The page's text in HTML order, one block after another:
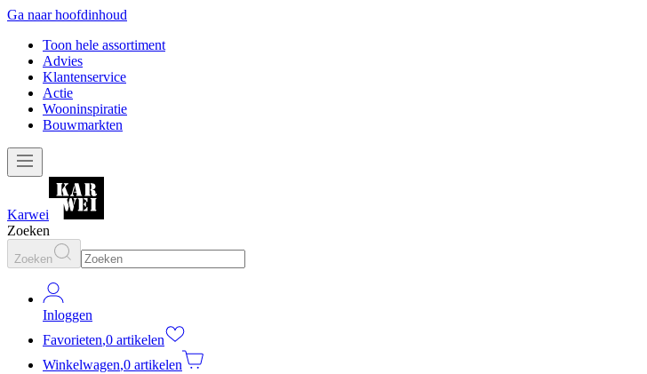
Ga naar hoofdinhoud
Toon hele assortiment
Advies
Klantenservice
Actie
Wooninspiratie
Bouwmarkten
Karwei
Zoeken
Zoeken
Inloggen
Favorieten,0 artikelen
Winkelwagen,0 artikelen